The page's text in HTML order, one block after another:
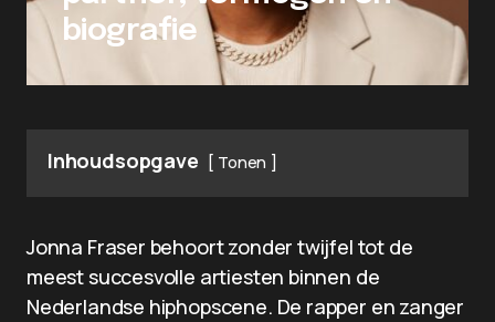
biografie
Inhoudsopgave Tonen
Jonna Fraser behoort zonder twijfel tot de
meest succesvolle artiesten binnen de
Nederlandse hiphopscene. De rapper en zanger